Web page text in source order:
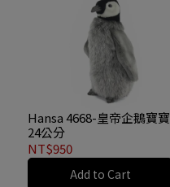
Hansa 4668-皇帝企鵝寶寶
24公分
NT$950
Add to Cart